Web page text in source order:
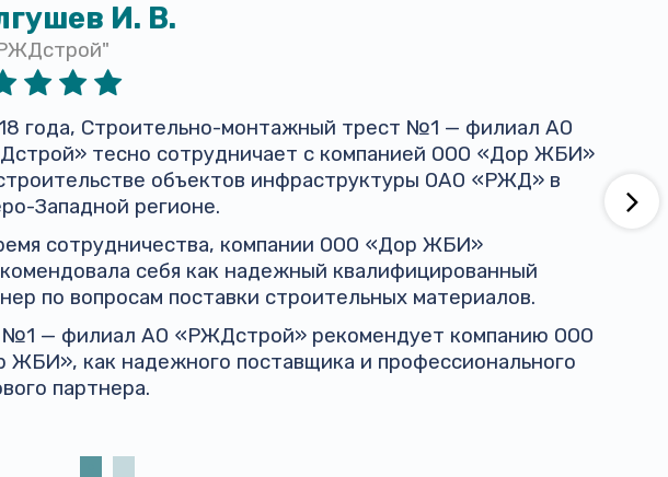
И. В.
года, Строительно-монтажный трест №1 — филиал АО
тесно сотрудничает с компанией ООО «Дор ЖБИ»
объектов инфраструктуры ОАО «РЖД» в
Западной регионе.
сотрудничества, компании ООО «Дор ЖБИ»
себя как надежный квалифицированный
по вопросам поставки строительных материалов.
— филиал АО «РЖДстрой» рекомендует компанию ООО
ЖБИ», как надежного поставщика и профессионального
партнера.